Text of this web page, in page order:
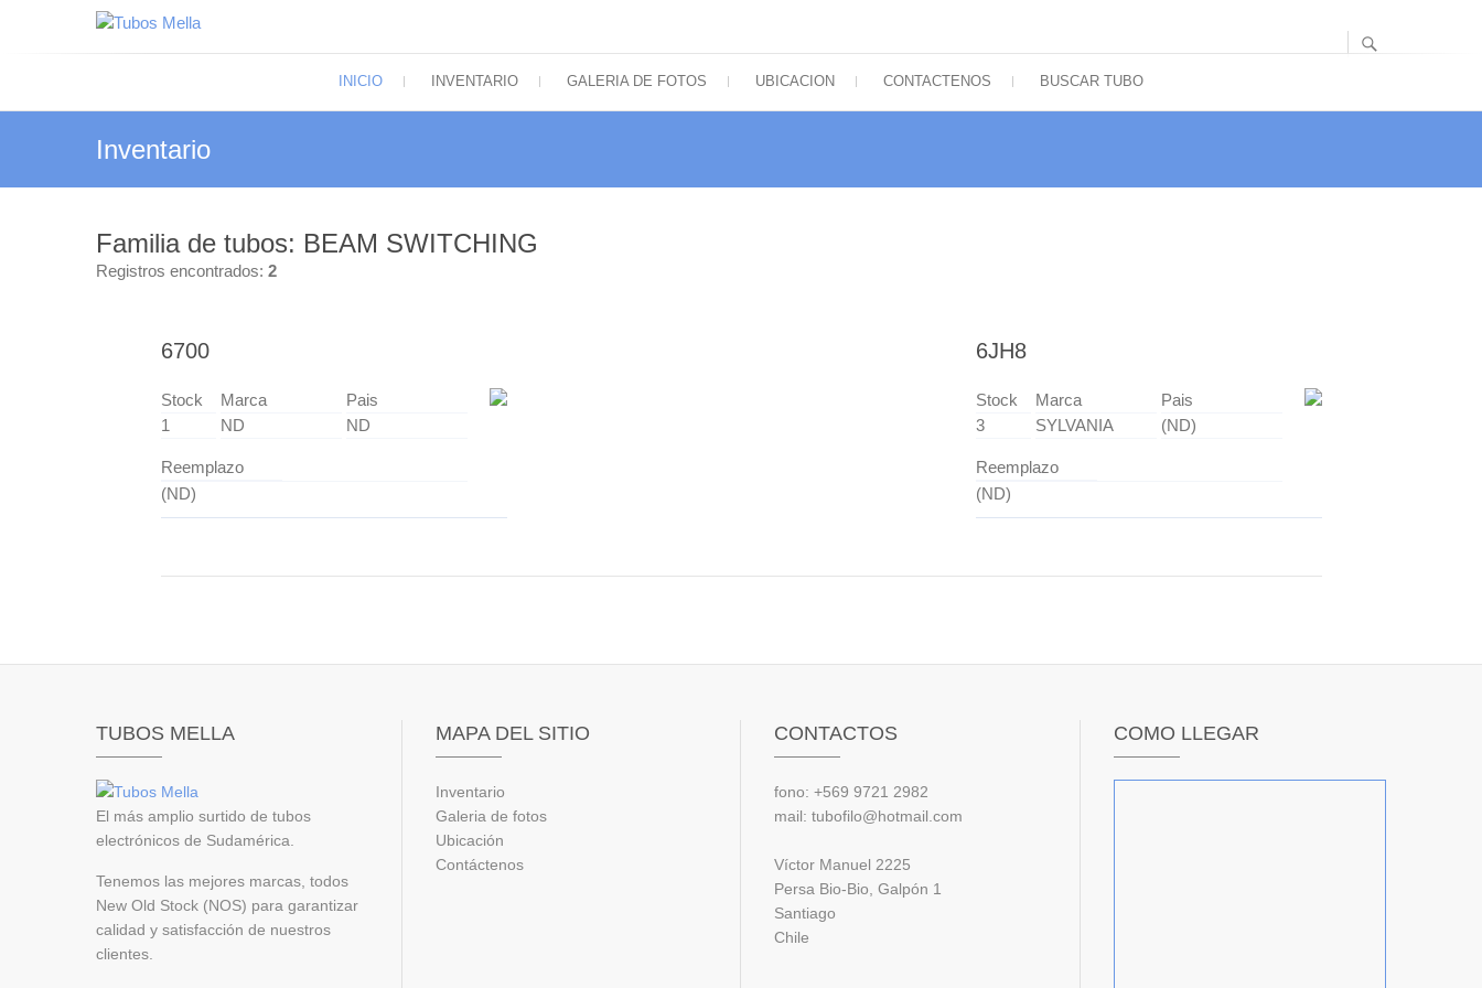
Tubos Mella
INICIO
INVENTARIO GALERIA DE FOTOS UBICACION CONTACTENOS BUSCAR TUBO
Inventario
Familia de tubos: BEAM SWITCHING
Registros encontrados: 2
6700
Stock Marca
Pais
1
ND ND
Reemplazo
(ND)
6JH8
Stock Marca
Pais
3
SYLVANIA (ND)
Reemplazo
(ND)
TUBOS MELLA
El más amplio surtido de tubos
electrónicos de Sudamérica.
Tenemos las mejores marcas, todos
New Old Stock (NOS) para garantizar
calidad y satisfacción de nuestros
clientes.
MAPA DEL SITIO
Inventario
Galeria de fotos
Ubicación
Contáctenos
CONTACTOS
fono: +569 9721 2982
mail: tubofilo@hotmail.com
Víctor Manuel 2225
Persa Bio-Bio, Galpón 1
Santiago
Chile
COMO LLEGAR